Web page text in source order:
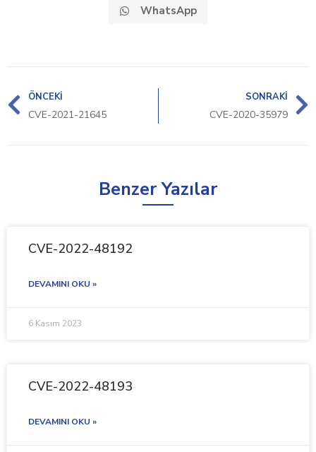
WhatsApp
ÖNCEKI
CVE-2021-21645
SONRAKI
CVE-2020-35979
Benzer Yazılar
CVE-2022-48192
DEVAMINI OKU »
6 Kasım 2023
CVE-2022-48193
DEVAMINI OKU »